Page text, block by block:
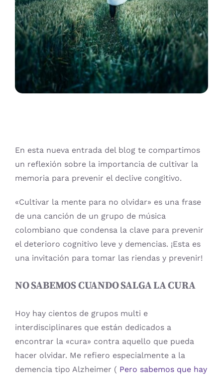
TALLER DE GIMNASIA CEREBRAL
CONVENIOS
ATIENDE CON NOSOTROS
BUSCAR:
En esta nueva entrada del blog te compartimos
un reflexión sobre la importancia de cultivar la
memoria para prevenir el declive congitivo.
«Cultivar la mente para no olvidar» es una frase
de una canción de un grupo de música
colombiano que condensa la clave para prevenir
el deterioro cognitivo leve y demencias. ¡Esta es
una invitación para tomar las riendas y prevenir!
NO SABEMOS CUANDO SALGA LA CURA
Hoy hay cientos de grupos multi e
interdisciplinares que están dedicados a
encontrar la «cura» contra aquello que pueda
hacer olvidar. Me refiero especialmente a la
demencia tipo Alzheimer ( Pero sabemos que hay